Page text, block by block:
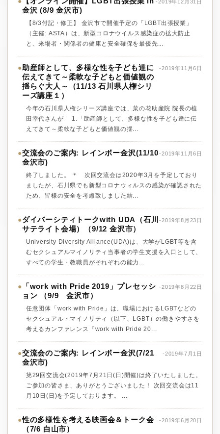
金沢 (8/9 金沢市)
-2019年12月31日
【8/3付記・修正】 金沢市で開催予定の「LGBT出張授業」
（主催: ASTA）は、新型コロナウイルス感染症の拡大防止
と、来場者・関係者の健康と安全確保を最優先...
●助産師として、多様な性を子ども達に
伝えてきて～柔軟な子どもと価値観の
揺らぐ大人～（11/13 石川県人権シリ
ーズ講座１）
-2019年11月6日
今年の石川県人権シリーズ講座では、菜の花助産院 院長の植
田幸代さんが 1.「助産師として、多様な性を子ども達に伝
えてきて～柔軟な子どもと価値観の揺...
●交流会のご案内: レインボー金沢(11/10
金沢市)
-2019年11月6日
終了しました。 ＊ 次回交流会は2020年3月を予定しており
ましたが、石川県でも新型コロナウィルスの感染が確認された
ため、皆様の安全を考慮致しました結...
●ダイバーシティトークwith UDA（石川
サテライト会場）（9/12 金沢市）
-2019年8月23日
University Diversity Alliance(UDA)は、大学がLGBT等を含
むセクシュアルマイノリティ当事者の学生支援を入口として、
すべての学生・教職員がそれぞれの能力...
●
「work with Pride 2019」プレセッシ
ョン （9/9 金沢市）
-2019年8月22日
任意団体「work with Pride」は、職場におけるLGBTなどの
セクシュアル・マイノリティ（以下、LGBT）の働きやすさを
考えるカンファレンス『work with Pride 20...
●交流会のご案内: レインボー金沢(7/21
金沢市)
-2019年7月1日
第29回交流会(2019年7月21日(日)開催)は終了いたしました。
ご参加の皆さま、ありがとうございました！ 次回交流会は11
月10日(日)を予定しております。 ...
●性の多様性を考える映画会＆トーク会
（7/6 白山市）
-2019年6月20日